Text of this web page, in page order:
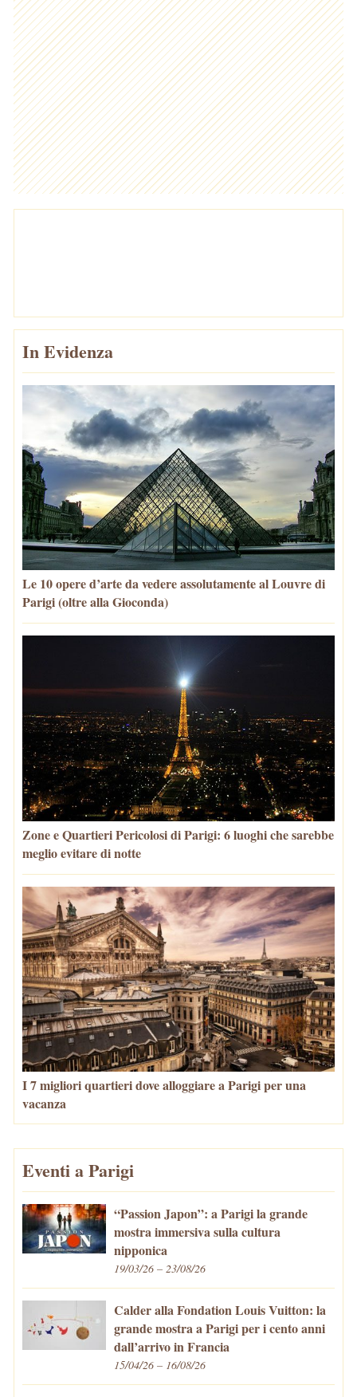
In Evidenza
Le 10 opere d’arte da vedere assolutamente al Louvre di
Parigi (oltre alla Gioconda)
Zone e Quartieri Pericolosi di Parigi: 6 luoghi che sarebbe
meglio evitare di notte
I 7 migliori quartieri dove alloggiare a Parigi per una
vacanza
Eventi a Parigi
“Passion Japon”: a Parigi la grande
mostra immersiva sulla cultura
nipponica
19/03/26 – 23/08/26
Calder alla Fondation Louis Vuitton: la
grande mostra a Parigi per i cento anni
dall’arrivo in Francia
15/04/26 – 16/08/26